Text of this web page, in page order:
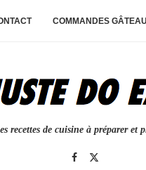
COMMANDES
recettes de cuisine à préparer et